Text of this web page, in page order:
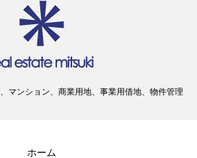
マンション、商業用地、事業用借地、物件管理
ホーム